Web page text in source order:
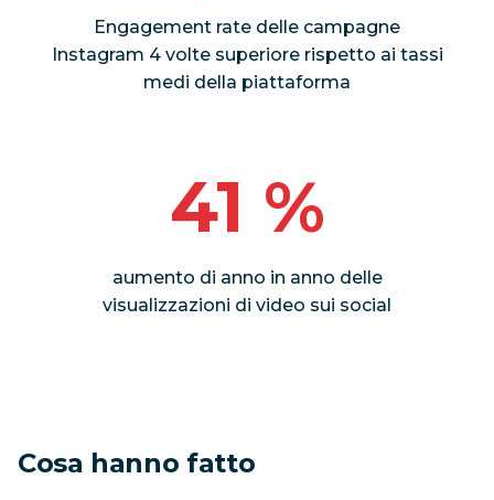
Engagement rate delle campagne
Instagram 4 volte superiore rispetto ai tassi
medi della piattaforma
41 %
aumento di anno in anno delle
visualizzazioni di video sui social
Cosa hanno fatto